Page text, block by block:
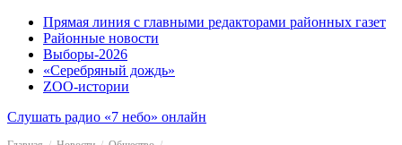
Прямая линия с главными редакторами районных газет
Районные новости
Выборы-2026
«Серебряный дождь»
ZOO-истории
Слушать радио «7 небо» онлайн